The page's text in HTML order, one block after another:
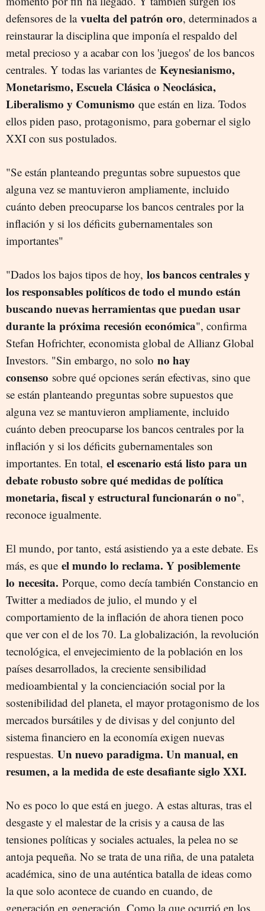
defensores de la vuelta del patrón oro, determinados a
reinstaurar la disciplina que imponía el respaldo del
metal precioso y a acabar con los 'juegos' de los bancos
centrales. Y todas las variantes de Keynesianismo,
Monetarismo, Escuela Clásica o Neoclásica,
Liberalismo y Comunismo que están en liza. Todos
ellos piden paso, protagonismo, para gobernar el siglo
XXI con sus postulados.
"Se están planteando preguntas sobre supuestos que
alguna vez se mantuvieron ampliamente, incluido
cuánto deben preocuparse los bancos centrales por la
inflación y si los déficits gubernamentales son
importantes"
"Dados los bajos tipos de hoy, los bancos centrales y
los responsables políticos de todo el mundo están
buscando nuevas herramientas que puedan usar
durante la próxima recesión económica", confirma
Stefan Hofrichter, economista global de Allianz Global
Investors. "Sin embargo, no solo no hay
consenso sobre qué opciones serán efectivas, sino que
se están planteando preguntas sobre supuestos que
alguna vez se mantuvieron ampliamente, incluido
cuánto deben preocuparse los bancos centrales por la
inflación y si los déficits gubernamentales son
importantes. En total, el escenario está listo para un
debate robusto sobre qué medidas de política
monetaria, fiscal y estructural funcionarán o no",
reconoce igualmente.
El mundo, por tanto, está asistiendo ya a este debate. Es
más, es que el mundo lo reclama. Y posiblemente
lo necesita. Porque, como decía también Constancio en
Twitter a mediados de julio, el mundo y el
comportamiento de la inflación de ahora tienen poco
que ver con el de los 70. La globalización, la revolución
tecnológica, el envejecimiento de la población en los
países desarrollados, la creciente sensibilidad
medioambiental y la concienciación social por la
sostenibilidad del planeta, el mayor protagonismo de los
mercados bursátiles y de divisas y del conjunto del
sistema financiero en la economía exigen nuevas
respuestas. Un nuevo paradigma. Un manual, en
resumen, a la medida de este desafiante siglo XXI.
No es poco lo que está en juego. A estas alturas, tras el
desgaste y el malestar de la crisis y a causa de las
tensiones políticas y sociales actuales, la pelea no se
antoja pequeña. No se trata de una riña, de una pataleta
académica, sino de una auténtica batalla de ideas como
la que solo acontece de cuando en cuando, de
generación en generación. Como la que ocurrió en los